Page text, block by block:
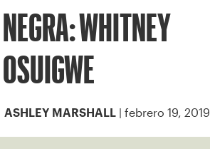
NEGRA: WHITNEY
OSUIGWE
ASHLEY MARSHALL | febrero 19, 2019